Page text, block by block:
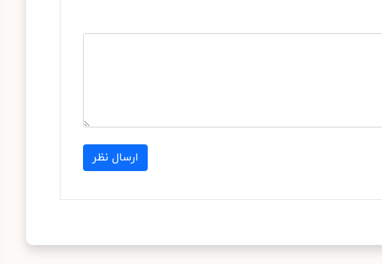
ارسال نظر